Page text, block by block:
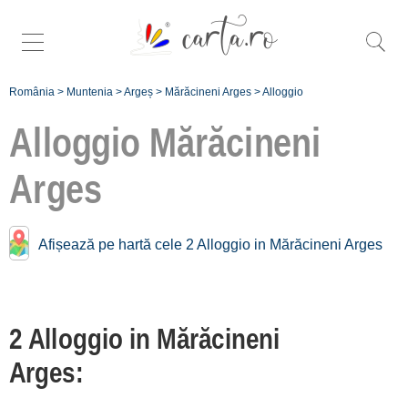
România > Muntenia >Argeș > Mărăcineni Arges >Alloggio
Alloggio Mărăcineni
Arges
Afișează pe hartă cele 2 Alloggio in Mărăcineni Arges
2 Alloggio in Mărăcineni
Arges:
Alloggio vicino a
Mărăcineni Arges:
Pitești
[1 offers a 12.3 km]
Oarja